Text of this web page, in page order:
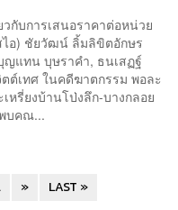
กับการเสนอราคาต่อหน่วย
ไอ) ชัยวัฒน์ ลิ้มลิขิตอักษร
ญแทน บุษราคำ, ธนเสฏฐ์
ต์เทศ ในคดีฆาตกรรม พอละ
หรี่ยงบ้านโป่งลึก-บางกลอย
บคณ...
» LAST »